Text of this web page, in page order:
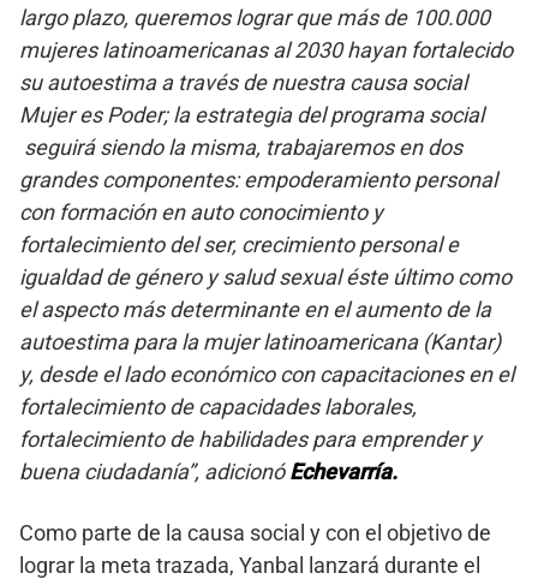
largo plazo, queremos lograr que más de 100.000
mujeres latinoamericanas al 2030 hayan fortalecido
su autoestima a través de nuestra causa social
Mujer es Poder; la estrategia del programa social
seguirá siendo la misma, trabajaremos en dos
grandes componentes: empoderamiento personal
con formación en auto conocimiento y
fortalecimiento del ser, crecimiento personale
igualdad de género y salud sexual éste último como
el aspecto más determinante en el aumento de la
autoestima para la mujer latinoamericana (Kantar)
y, desde el lado económico con capacitaciones en el
fortalecimiento de capacidades laborales,
fortalecimiento de habilidades para emprender y
buena ciudadanía”, adicionóEchevarría.
Como parte de la causa social y con el objetivo de
lograr la meta trazada, Yanbal lanzará durante el